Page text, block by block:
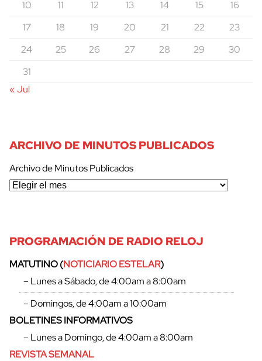
10 11 12 13 14 15
16
17
18 19 20 21 22
23
24
25 26 27 28 29
30
31
« Jul
ARCHIVO DE MINUTOS PUBLICADOS
Archivo de Minutos Publicados
PROGRAMACIÓN DE RADIO RELOJ
MATUTINO (NOTICIARIO ESTELAR)
– Lunes a Sábado, de 4:00am a 8:00am
– Domingos, de 4:00am a 10:00am
BOLETINES INFORMATIVOS
– Lunes a Domingo, de 4:00am a 8:00am
REVISTA SEMANAL